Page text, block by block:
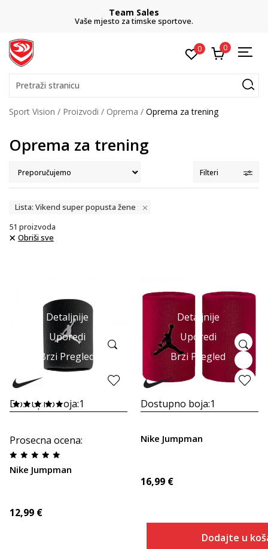
CLICK& COLLECT
besplatno preuzimanje u trgovini
0 0
Pretraži stranicu
Sport Vision Proizvodi Oprema Oprema za trening
Oprema za trening
Filteri
Lista: Vikend super popusta žene
51 proizvoda
Obriši sve
Detaljnije
Uporedi
Brzi Pregled
Dostupno boja:1
Prosecna ocena:
Nike Jumpman
12,99 €
Detaljnije
Uporedi
Brzi Pregled
Dostupno boja:1
Nike Jumpman
16,99 €
Dodajte u